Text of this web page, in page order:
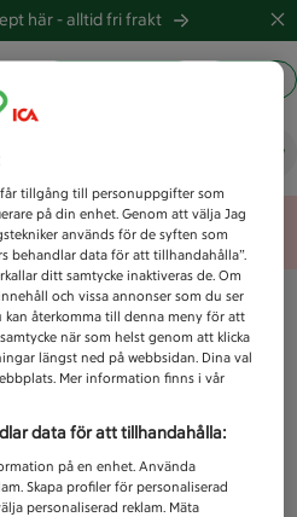
här -alltid fri frakt
idag?
error
tillgång till personuppgifter som
på din enhet. Genom att välja Jag
används för de syften som
behandlar data för att tillhandahålla”.
ditt samtycke inaktiveras de. Om
och vissa annonser som du ser
återkomma till denna meny för att
när som helst genom att klicka
längst ned på webbsidan. Dina val
Mer information finns i vår
data för att tillhandahålla:
på en enhet. Använda
Skapa profiler för personaliserad
personaliserad reklam. Mäta